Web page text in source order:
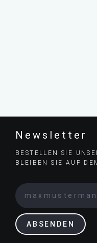
Newsletter
BESTELLEN SIE
BLEIBEN SIE AUF
ABSENDEN